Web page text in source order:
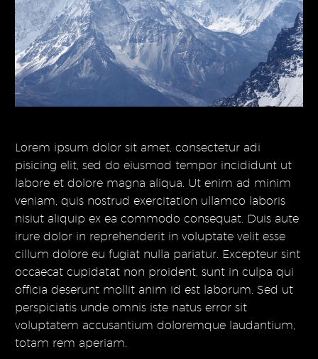
Lorem ipsum dolor sit amet, consectetur adi
pisicing elit, sed do eiusmod tempor incididunt ut
labore et dolore magna aliqua. Ut enim ad minim
veniam, quis nostrud exercitation ullamco laboris
nisiut aliquip ex ea commodo consequat. Duis aute
irure dolor in reprehenderit in voluptate velit esse
cillum dolore eu fugiat nulla pariatur. Excepteur sint
occaecat cupidatat non proident, sunt in culpa qui
officia deserunt mollit anim id est laborum. Sed ut
perspiciatis unde omnis iste natus error sit
voluptatem accusantium doloremque laudantium,
totam rem aperiam.